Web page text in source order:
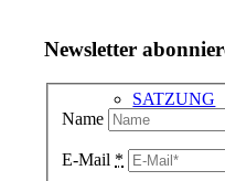
SATZUNG
Newsletter
Name
E-Mail *